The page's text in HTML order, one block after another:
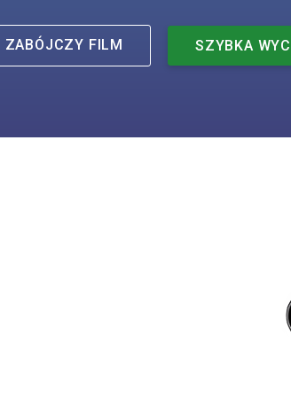
ZABÓJCZY FILM SZYBKA